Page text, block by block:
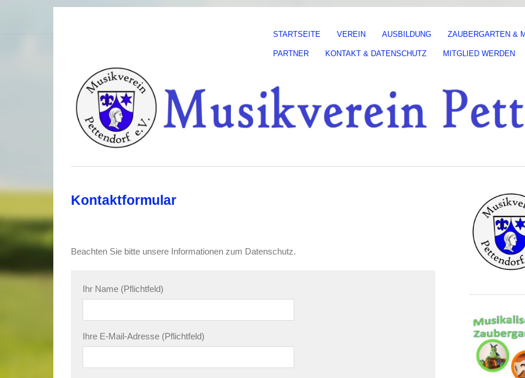
STARTSEITE VEREIN AUSBILDUNG ZAUBERGARTEN &
PARTNER KONTAKT & DATENSCHUTZ MITGLIED WERDEN
Kontaktformular
Beachten Sie bitte unsere Informationen zum Datenschutz.
Ihr Name (Pflichtfeld)
Ihre E-Mail-Adresse (Pflichtfeld)